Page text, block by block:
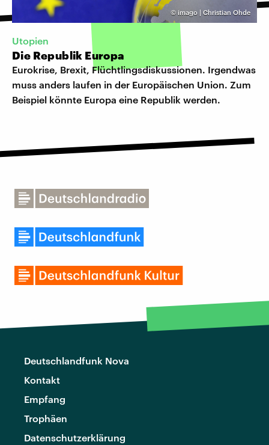
© imago | Christian Ohde
Utopien
Die Republik Europa
Eurokrise, Brexit, Flüchtlingsdiskussionen. Irgendwas
muss anders laufen in der Europäischen Union. Zum
Beispiel könnte Europa eine Republik werden.
Deutschlandfunk Nova
Kontakt
Empfang
Trophäen
Datenschutzerklärung